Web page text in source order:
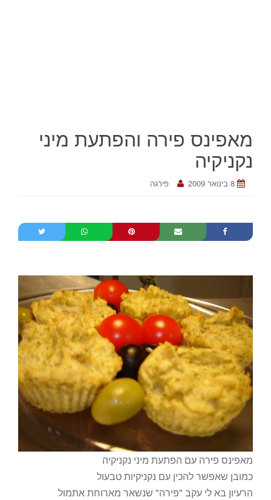
מאפינס פירה והפתעת מיני
נקניקיה
8 בינואר 2009 פירגה
מאפינס פירה עם הפתעת מיני נקניקיה
כמובן שאפשר להכין עם נקניקיות טבעול
הרעיון בא לי עקב "פירה" שנשאר מארוחת אתמול